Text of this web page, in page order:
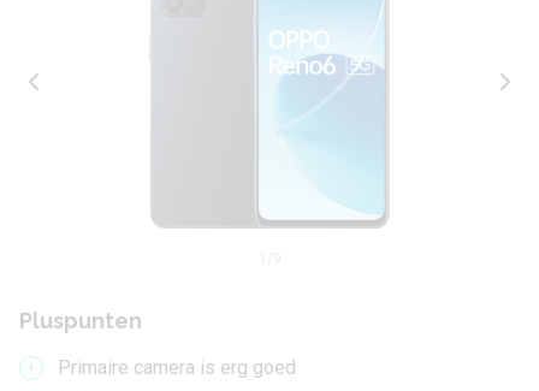
Pluspunten
Primaire camera is erg goed